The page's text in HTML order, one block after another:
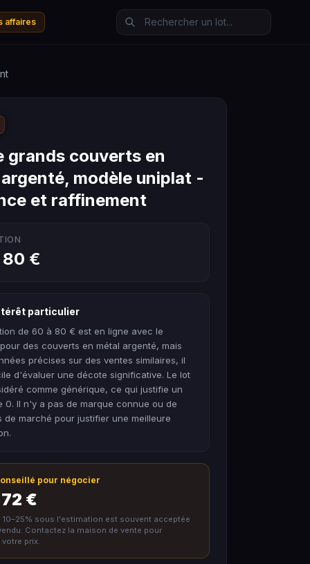
affaires
grands couverts en
modèle uniplat -
et raffinement
€
particulier
de 60 à 80 € est en ligne avec le
des couverts en métal argenté, mais
précises sur des ventes similaires, il
d'évaluer une décote significative. Le lot
comme générique, ce qui justifie un
0. Il n'y a pas de marque connue ou de
de marché pour justifier une meilleure
pour négocier
€
10–25% sous l'estimation est souvent acceptée
Contactez la maison de vente pour
prix.